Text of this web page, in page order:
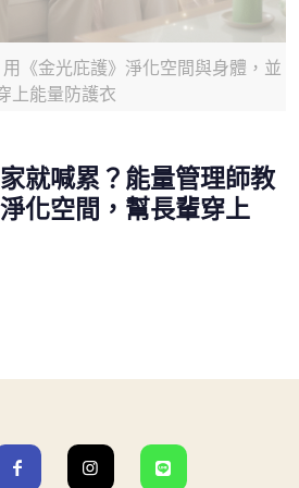
《金光庇護》淨化空間與身體，並
上能量防護衣
就喊累？能量管理師教
化空間，幫長輩穿上